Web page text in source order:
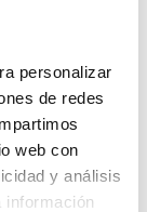
personalizar
de redes
web con
y análisis
información